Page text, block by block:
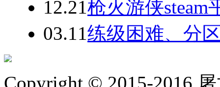
12.21枪火游侠steam
03.11练级困难、分
Copyright © 2015-2016